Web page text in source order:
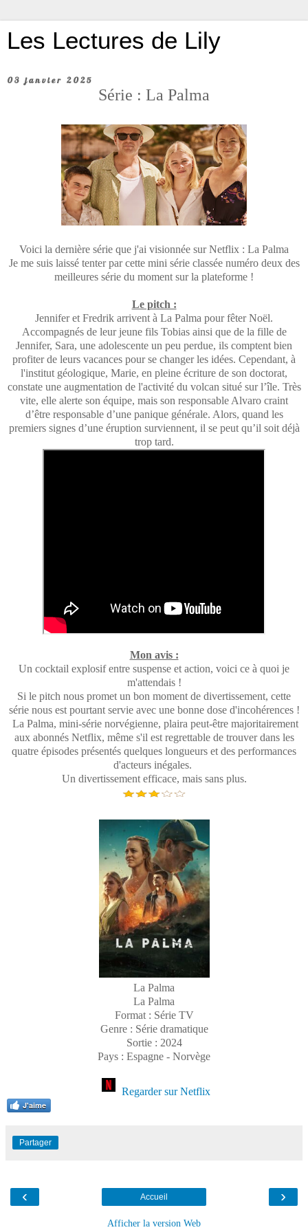
Les Lectures de Lily
03 janvier 2025
Série : La Palma
Voici la dernière série que j'ai visionnée sur Netflix : La Palma
Je me suis laissé tenter par cette mini série classée numéro deux des
meilleures série du moment sur la plateforme !
Le pitch :
Jennifer et Fredrik arrivent à La Palma pour fêter Noël.
Accompagnés de leur jeune fils Tobias ainsi que de la fille de
Jennifer, Sara, une adolescente un peu perdue, ils comptent bien
profiter de leurs vacances pour se changer les idées. Cependant, à
l'institut géologique, Marie, en pleine écriture de son doctorat,
constate une augmentation de l'activité du volcan situé sur l’île. Très
vite, elle alerte son équipe, mais son responsable Alvaro craint
d’être responsable d’une panique générale. Alors, quand les
premiers signes d’une éruption surviennent, il se peut qu’il soit déjà
trop tard.
Mon avis :
Un cocktail explosif entre suspense et action, voici ce à quoi je
m'attendais !
Si le pitch nous promet un bon moment de divertissement, cette
série nous est pourtant servie avec une bonne dose d'incohérences !
La Palma, mini-série norvégienne, plaira peut-être majoritairement
aux abonnés Netflix, même s'il est regrettable de trouver dans les
quatre épisodes présentés quelques longueurs et des performances
d'acteurs inégales.
Un divertissement efficace, mais sans plus.
La Palma
La Palma
Format : Série TV
Genre : Série dramatique
Sortie : 2024
Pays : Espagne - Norvège
Regarder sur Netflix
J'aime
Partager
‹ ›
Accueil
Afficher la version Web